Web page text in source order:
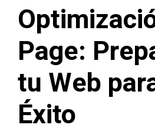
Page:
tu Web
Éxito